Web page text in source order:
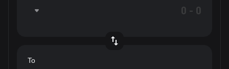
To